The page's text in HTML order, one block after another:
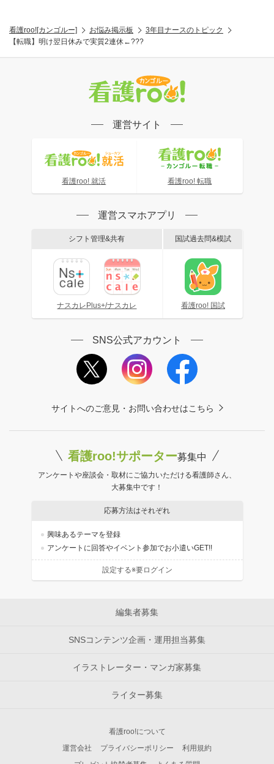
看護roo![カンゴルー] お悩み掲示板
3年目ナースのトピック
【転職】明け翌日休みで実質2連休←???
運営サイト
看護roo! 就活 看護roo! 転職
運営スマホアプリ
シフト管理&共有
ナスカレPlus+/ナスカレ
国試過去問&模試
看護roo! 国試
SNS公式アカウント
サイトへのご意見・お問い合わせはこちら
看護roo!サポーター募集中
アンケートや座談会・取材にご協力いただける看護師さん、
大募集中です！
応募方法はそれぞれ
興味あるテーマを登録
アンケートに回答やイベント参加でお小遣いGET!!
設定する※要ログイン
編集者募集
SNSコンテンツ企画・運用担当募集
イラストレーター・マンガ家募集
ライター募集
看護roo!について
運営会社
プライバシーポリシー
利用規約